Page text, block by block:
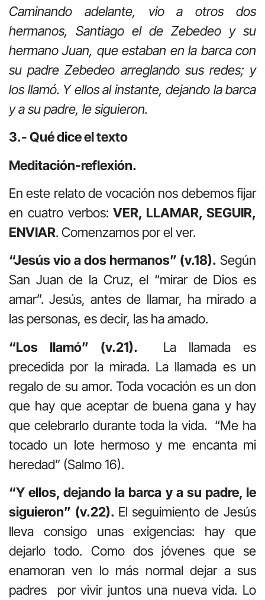
Caminando adelante, vio a otros dos
hermanos, Santiago el de Zebedeo y su
hermano Juan, que estaban en la barca con
su padre Zebedeo arreglando sus redes; y
los llamó. Y ellos al instante, dejando la barca
y a su padre, le siguieron.
3.- Qué dice el texto
Meditación-reflexión.
En este relato de vocación nos debemos fijar
en cuatro verbos:VER, LLAMAR, SEGUIR,
ENVIAR. Comenzamos por el ver.
“Jesús vio a dos hermanos” (v.18). Según
San Juan de la Cruz, el “mirar de Dios es
amar”. Jesús, antes de llamar, ha mirado a
las personas, es decir, las ha amado.
“Los llamó” (v.21). La llamada es
precedida por la mirada. La llamada es un
regalo de su amor. Toda vocación es un don
que hay que aceptar de buena gana y hay
que celebrarlo durante toda la vida. “Me ha
tocado un lote hermoso y me encanta mi
heredad” (Salmo 16).
“Y ellos, dejando la barca y a su padre, le
siguieron” (v.22). El seguimiento de Jesús
lleva consigo unas exigencias: hay que
dejarlo todo. Como dos jóvenes que se
enamoran ven lo más normal dejar a sus
padres por vivir juntos una nueva vida. Lo